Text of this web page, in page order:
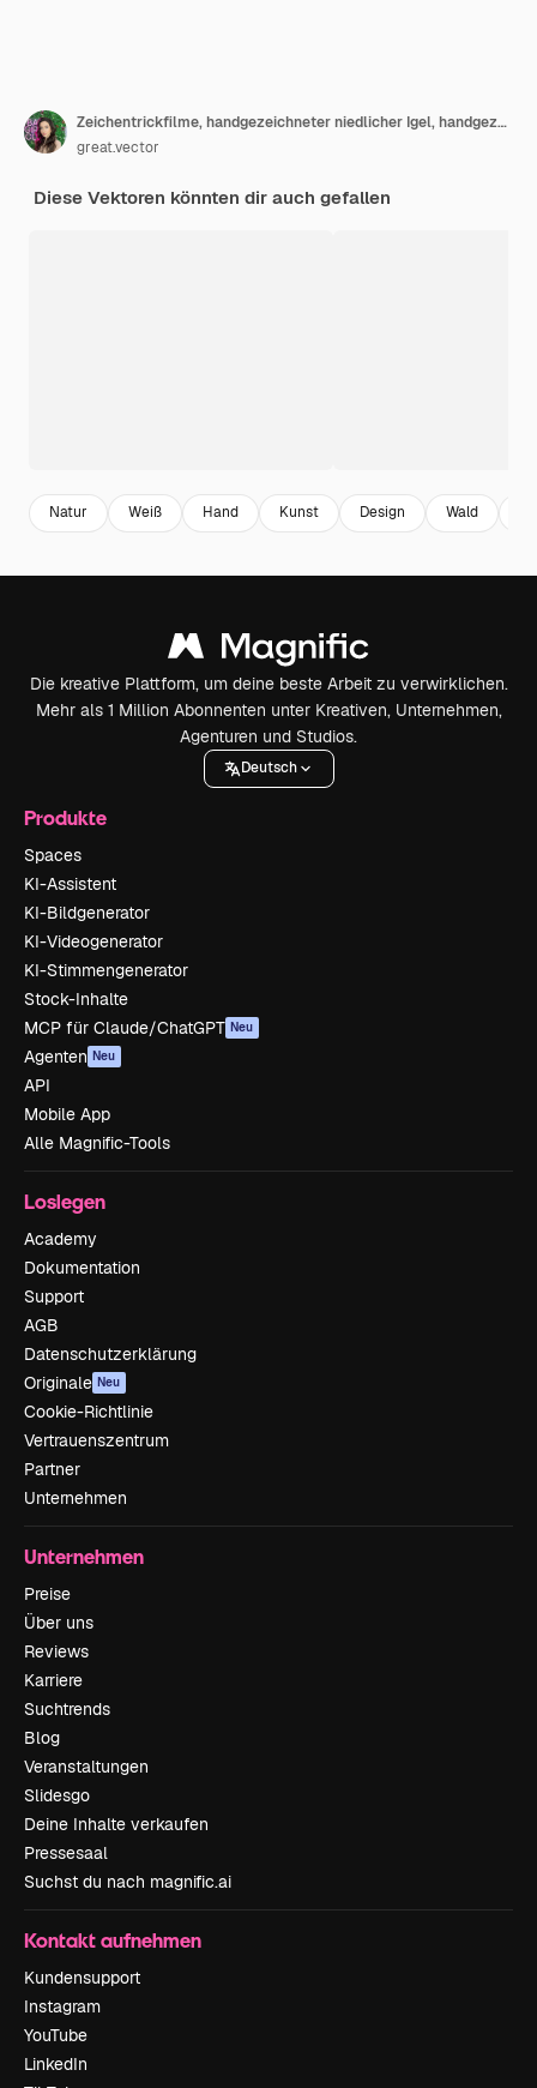
Zeichentrickfilme, handgezeichneter niedlicher Igel, handgezeichneter liebenswerter Igel, Umrisszeichnung von Waldtieren
great.vector
Diese Vektoren könnten dir auch gefallen
Natur Weiß Hand Kunst Design Wald
Die kreative Plattform, um deine beste Arbeit zu verwirklichen.
Mehr als 1 Million Abonnenten unter Kreativen, Unternehmen,
Agenturen und Studios.
Deutsch
Produkte
Spaces
KI-Assistent
KI-Bildgenerator
KI-Videogenerator
KI-Stimmengenerator
Stock-Inhalte
MCP für Claude/ChatGPT Neu
Agenten Neu
API
Mobile App
Alle Magnific-Tools
Loslegen
Academy
Dokumentation
Support
AGB
Datenschutzerklärung
Originale Neu
Cookie-Richtlinie
Vertrauenszentrum
Partner
Unternehmen
Unternehmen
Preise
Über uns
Reviews
Karriere
Suchtrends
Blog
Veranstaltungen
Slidesgo
Deine Inhalte verkaufen
Pressesaal
Suchst du nach magnific.ai
Kontakt aufnehmen
Kundensupport
Instagram
YouTube
LinkedIn